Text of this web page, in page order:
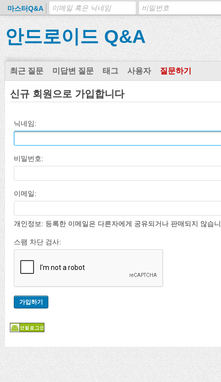
마스터Q&A
안드로이드 Q&A
최근 질문 미답변 질문 태그 사용자 질문하기
신규 회원으로 가입합니다
닉네임:
비밀번호:
이메일:
개인정보: 등록한 이메일은 다른자에게 공유되거나 판매되지 않습
스팸 차단 검사: